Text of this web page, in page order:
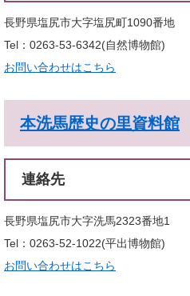
長野県塩尻市大字塩尻町1090番地
Tel：0263-53-6342 自然博物館
お問い合わせはこちら
本洗馬歴史の里資料館
連絡先
長野県塩尻市大字洗馬2323番地1
Tel：0263-52-1022 平出博物館
お問い合わせはこちら